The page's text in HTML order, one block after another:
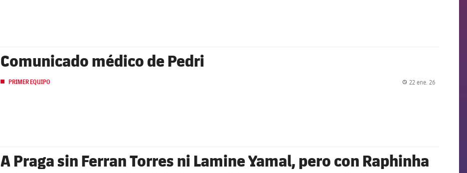
Comunicado médico de Pedri
PRIMER EQUIPO 22 ene. 26
A Praga sin Ferran Torres ni Lamine Yamal, pero con Raphinha